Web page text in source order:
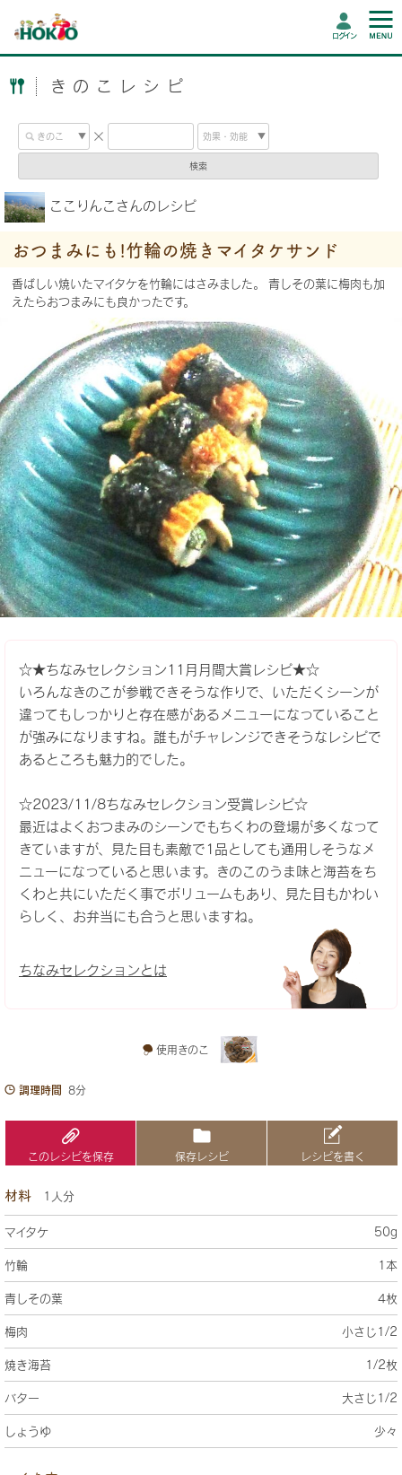
ログイン
きのこレシピ
検索
ここりんこさんのレシピ
おつまみにも!竹輪の焼きマイタケサンド
香ばしい焼いたマイタケを竹輪にはさみました。 青しその葉に梅肉も加
えたらおつまみにも良かったです。
☆★ちなみセレクション11月月間大賞レシピ★☆
いろんなきのこが参戦できそうな作りで、いただくシーンが
違ってもしっかりと存在感があるメニューになっていること
が強みになりますね。誰もがチャレンジできそうなレシピで
あるところも魅力的でした。
☆2023/11/8ちなみセレクション受賞レシピ☆
最近はよくおつまみのシーンでもちくわの登場が多くなって
きていますが、見た目も素敵で1品としても通用しそうなメ
ニューになっていると思います。きのこのうま味と海苔をち
くわと共にいただく事でボリュームもあり、見た目もかわい
らしく、お弁当にも合うと思いますね。
ちなみセレクションとは
使用きのこ
調理時間 8分
このレシピを保存 保存レシピ レシピを書く
材料 1人分
マイタケ 50g
竹輪 1本
青しその葉 4枚
梅肉 小さじ1/2
焼き海苔 1/2枚
バター 大さじ1/2
しょうゆ 少々